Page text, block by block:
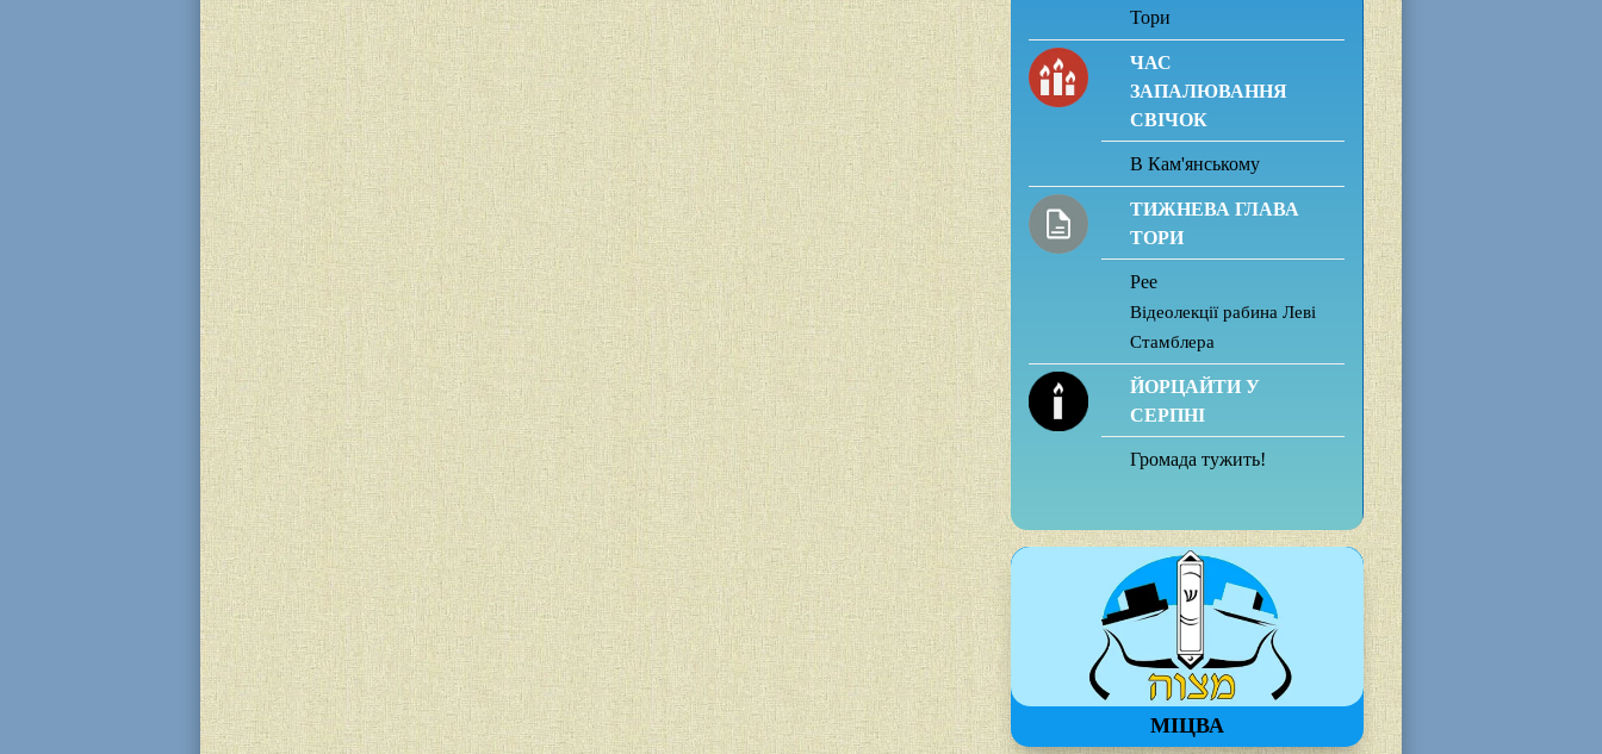
Чи замислювалися ви, хто такий справжній герой у сучасному світі? Це не
обов’язково людина з надздібностями. Справжній герой — це той, хто вміє
керувати собою, коли емоції зашкалюють. Ми часто чуємо: «Я нічого не міг із
собою вдіяти, мене вивели з себе!». Але чи...
Тори
ЧАС
ЗАПАЛЮВАННЯ
СВІЧОК
В Кам'янському
ТИЖНЕВА ГЛАВА
ТОРИ
Рее
Відеолекції рабина Леві
Стамблера
ЙОРЦАЙТИ У
СЕРПНІ
Громада тужить!
МІЦВА